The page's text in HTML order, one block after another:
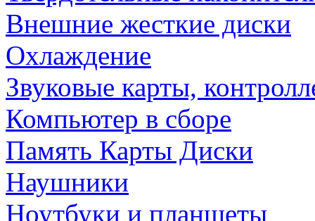
Внешние жесткие диски
Охлаждение
Звуковые карты,
Компьютер в сборе
Память Карты Диски
Наушники
Ноутбуки и планшеты